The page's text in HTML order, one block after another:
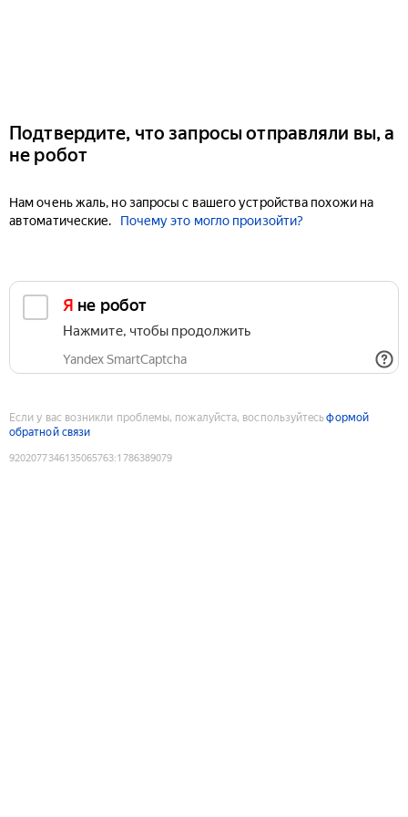
Подтвердите, что запросы отправляли вы, а
не робот
Нам очень жаль, но запросы с вашего устройства похожи на
автоматические.
Почему это могло произойти?
Я не робот
Нажмите, чтобы продолжить
Yandex SmartCaptcha
Если у вас возникли проблемы, пожалуйста, воспользуйтесьформой
обратной связи
9202077346135065763:1786389079